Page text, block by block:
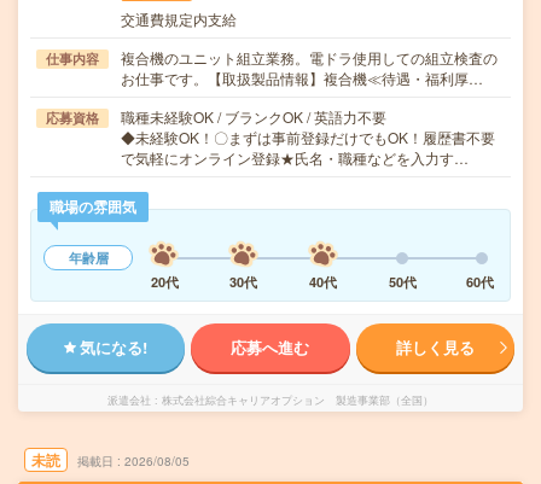
交通費規定内支給
仕事内容
複合機のユニット組立業務。電ドラ使用しての組立検査の
お仕事です。【取扱製品情報】複合機≪待遇・福利厚…
応募資格
職種未経験OK / ブランクOK / 英語力不要
◆未経験OK！〇まずは事前登録だけでもOK！履歴書不要
で気軽にオンライン登録★氏名・職種などを入力す…
職場の雰囲気
年齢層
20代
30代 40代 50代 60代
気になる! 応募へ進む 詳しく見る
派遣会社 株式会社綜合キャリアオプション 製造事業部（全国）
未読 掲載日 2026/08/05